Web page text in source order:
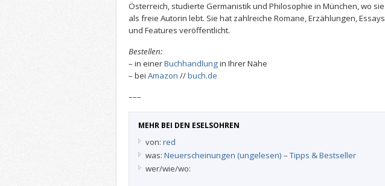
Österreich, studierte Germanistik und Philosophie in München, wo sie
als freie Autorin lebt. Sie hat zahlreiche Romane, Erzählungen, Essays
und Features veröffentlicht.
Bestellen:
– in einerBuchhandlungin Ihrer Nähe
– bei Amazon //buch.de
–––
MEHR BEI DEN ESELSOHREN
von: red
was: Neuerscheinungen (ungelesen) –Tipps & Bestseller
wer/wie/wo: